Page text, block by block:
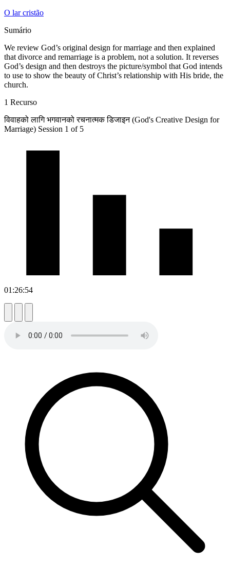
O lar cristão
Sumário
We review God’s original design for marriage and then explained
that divorce and remarriage is a problem, not a solution. It reverses
God’s design and then destroys the picture/symbol that God intends
to use to show the beauty of Christ’s relationship with His bride, the
church.
1 Recurso
विवाहको लागि भगवानको रचनात्मक डिजाइन (God's Creative Design for
Marriage) Session 1 of 5
01:26:54